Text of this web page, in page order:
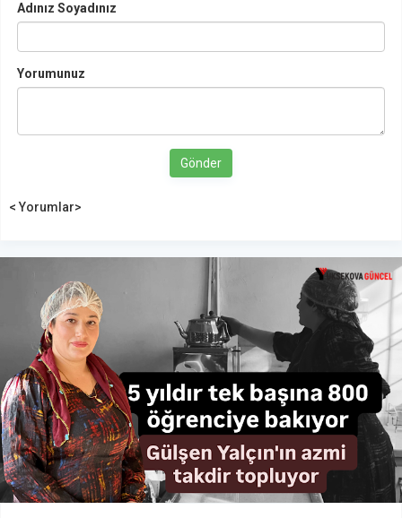
Adınız Soyadınız
Yorumunuz
Gönder
< Yorumlar>